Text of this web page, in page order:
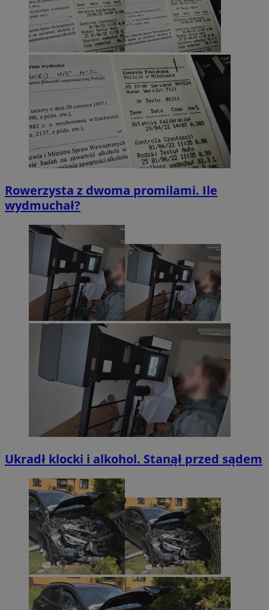
Rowerzysta z dwoma promilami. Ile
wydmuchał?
Ukradł klocki i alkohol. Stanął przed sądem